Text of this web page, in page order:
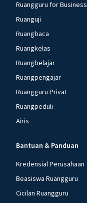
Ruangguru for Business
Ruanguji
Ruangbaca
Ruangkelas
Ruangbelajar
Ruangpengajar
Ruangguru Privat
Ruangpeduli
Airis
Bantuan & Panduan
Kredensial Perusahaan
Beasiswa Ruangguru
Cicilan Ruangguru